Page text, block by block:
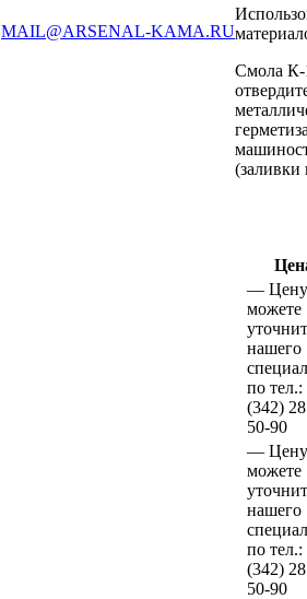
MAIL@ARSENAL-KAMA.RU
Смола К-
(заливки
—
можете
нашего
по тел.:
(342)
50-90
—
можете
нашего
по тел.:
(342)
50-90